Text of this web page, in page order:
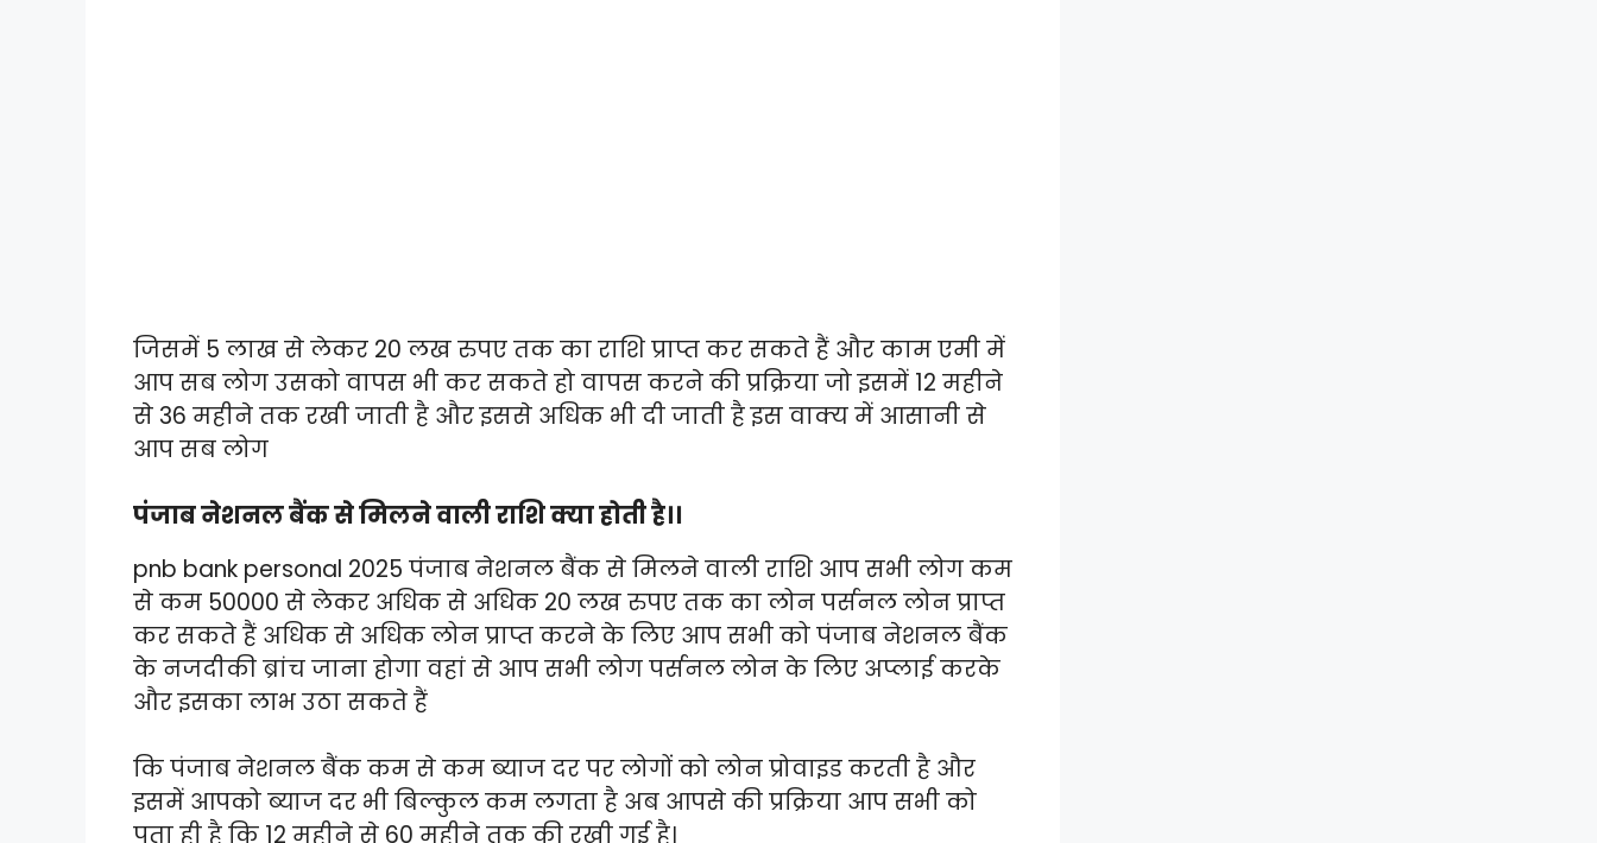
जिसमें 5 लाख से लेकर 20 लख रुपए तक का राशि प्राप्त कर सकते हैं और काम एमी में
आप सब लोग उसको वापस भी कर सकते हो वापस करने की प्रक्रिया जो इसमें 12 महीने
से 36 महीने तक रखी जाती है और इससे अधिक भी दी जाती है इस वाक्य में आसानी से
आप सब लोग
पंजाब नेशनल बैंक से मिलने वाली राशि क्या होती है।।
pnb bank personal 2025 पंजाब नेशनल बैंक से मिलने वाली राशि आप सभी लोग कम
से कम 50000 से लेकर अधिक से अधिक 20 लख रुपए तक का लोन पर्सनल लोन प्राप्त
कर सकते हैं अधिक से अधिक लोन प्राप्त करने के लिए आप सभी को पंजाब नेशनल बैंक
के नजदीकी ब्रांच जाना होगा वहां से आप सभी लोग पर्सनल लोन के लिए अप्लाई करके
और इसका लाभ उठा सकते हैं
कि पंजाब नेशनल बैंक कम से कम ब्याज दर पर लोगों को लोन प्रोवाइड करती है और
इसमें आपको ब्याज दर भी बिल्कुल कम लगता है अब आपसे की प्रक्रिया आप सभी को
पता ही है कि 12 महीने से 60 महीने तक की रखी गई है।